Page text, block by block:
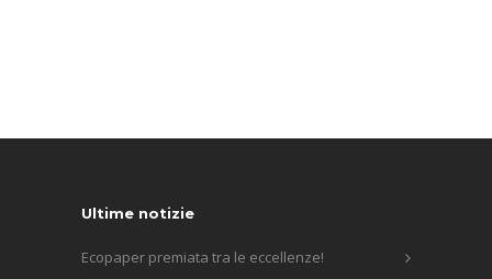
Ultime notizie
Ecopaper premiata tra le eccellenze!